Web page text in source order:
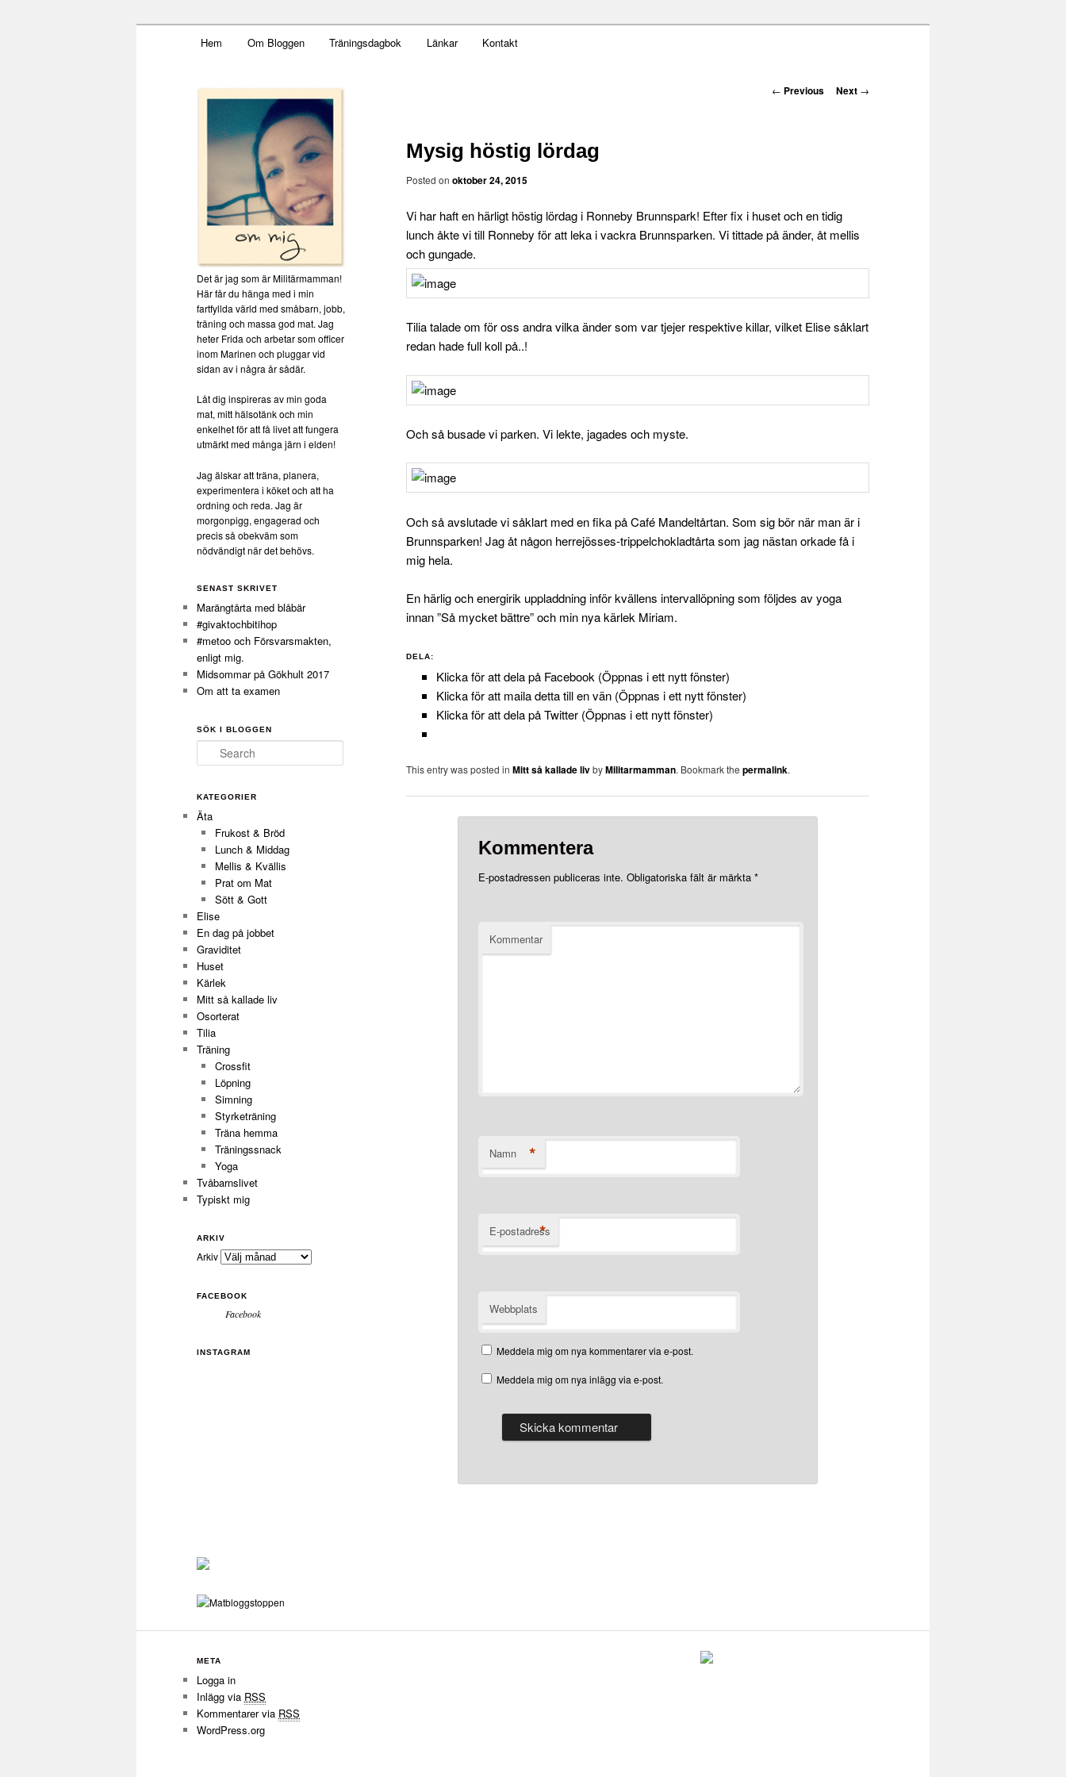
Militärmamman
Skip to primary content
Hem Om Bloggen Träningsdagbok Länkar Kontakt
Post navigation
← Previous Next →
Mysig höstig lördag
Posted on oktober 24, 2015
Vi har haft en härligt höstig lördag i Ronneby Brunnspark! Efter fix i huset och en tidig
lunch åkte vi till Ronneby för att leka i vackra Brunnsparken. Vi tittade på änder, åt mellis
och gungade.
Tilia talade om för oss andra vilka änder som var tjejer respektive killar, vilket Elise såklart
redan hade full koll på..!
Och så busade vi parken. Vi lekte, jagades och myste.
Och så avslutade vi såklart med en fika på Café Mandeltårtan. Som sig bör när man är i
Brunnsparken! Jag åt någon herrejösses-trippelchokladtårta som jag nästan orkade få i
mig hela.
En härlig och energirik uppladdning inför kvällens intervallöpning som följdes av yoga
innan ”Så mycket bättre” och min nya kärlek Miriam.
DELA:
Klicka för att dela på Facebook (Öppnas i ett nytt fönster)
Klicka för att maila detta till en vän (Öppnas i ett nytt fönster)
Klicka för att dela på Twitter (Öppnas i ett nytt fönster)
This entry was posted in Mitt så kallade livbyMilitarmamman. Bookmark the permalink.
Kommentera
E-postadressen publiceras inte. Obligatoriska fält är märkta *
Kommentar
Namn *
E-postadress
*
Webbplats
Meddela mig om nya kommentarer via e-post.
Meddela mig om nya inlägg via e-post.
Det är jag som är Militärmamman!
Här får du hänga med i min
fartfyllda värld med småbarn, jobb,
träning och massa god mat. Jag
heter Frida och arbetar som officer
inom Marinen och pluggar vid
sidan av i några år sådär.
Låt dig inspireras av min goda
mat, mitt hälsotänk och min
enkelhet för att få livet att fungera
utmärkt med många järn i elden!
Jag älskar att träna, planera,
experimentera i köket och att ha
ordning och reda. Jag är
morgonpigg, engagerad och
precis så obekväm som
nödvändigt när det behövs.
SENAST SKRIVET
Marängtårta med blåbär
#givaktochbitihop
#metoo och Försvarsmakten,
enligt mig.
Midsommar på Gökhult 2017
Om att ta examen
SÖK I BLOGGEN
Search
KATEGORIER
Äta
Frukost & Bröd
Lunch & Middag
Mellis & Kvällis
Prat om Mat
Sött & Gott
Elise
En dag på jobbet
Graviditet
Huset
Kärlek
Mitt så kallade liv
Osorterat
Tilia
Träning
Crossfit
Löpning
Simning
Styrketräning
Träna hemma
Träningssnack
Yoga
Tvåbarnslivet
Typiskt mig
ARKIV
Arkiv
FACEBOOK
Facebook
INSTAGRAM
META
Logga in
Inlägg via RSS
Kommentarer via RSS
WordPress.org